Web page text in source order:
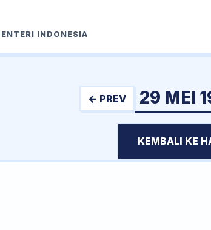
INDONESIA
← PREV 29 MEI
KEMBALI KE